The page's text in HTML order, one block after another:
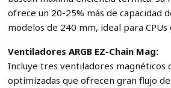
ofrece un 20-25% más de capacidad
modelos de 240 mm, ideal para CPUs
Ventiladores ARGB EZ-Chain Mag:
Incluye tres ventiladores magnéticos
optimizadas que ofrecen gran flujo